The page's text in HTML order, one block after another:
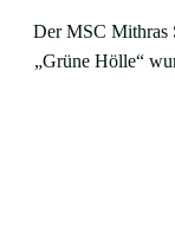
Der MSC Mithras
„Grüne Hölle“